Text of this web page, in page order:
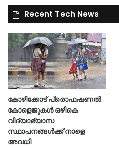
Recent Tech News
കോഴിക്കോട് പ്രൊഫഷണൽ
കോളെജുകൾ ഒഴികെ
വിദ്യാഭ്യാസ
സ്ഥാപനങ്ങൾക്ക് നാളെ
അവധി